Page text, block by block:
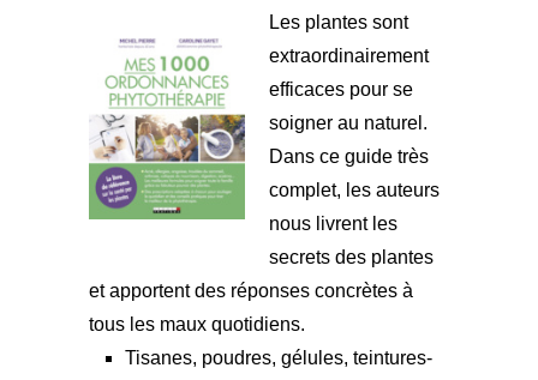
Les plantes sont
extraordinairement
efficaces pour se
soigner au naturel.
Dans ce guide très
complet, les auteurs
nous livrent les
secrets des plantes
et apportent des réponses concrètes à
tous les maux quotidiens.
Tisanes, poudres, gélules, teintures-